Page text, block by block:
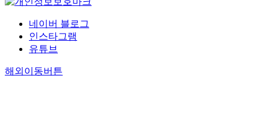
네이버 블로그
인스타그램
유튜브
해외이동버튼